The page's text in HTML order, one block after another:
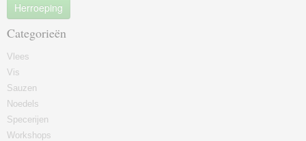
Herroeping
Categorieën
Vlees
Vis
Sauzen
Noedels
Specerijen
Workshops